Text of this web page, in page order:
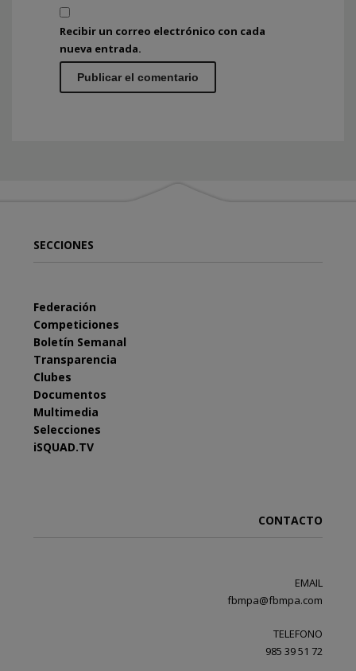
Recibir un correo electrónico con cada
nueva entrada.
SECCIONES
Federación
Competiciones
Boletín Semanal
Transparencia
Clubes
Documentos
Multimedia
Selecciones
iSQUAD.TV
CONTACTO
EMAIL
fbmpa@fbmpa.com
TELEFONO
985 39 51 72